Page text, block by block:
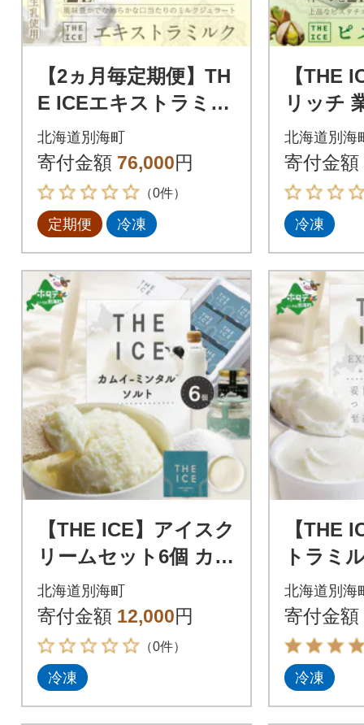
【2ヵ月毎定期便】TH
E ICEエキストラミル
クアイス2Lファミリ
ーサイズ 別海町産生
乳使用 全4回
北海道別海町
寄付金額 76,000円
（0件）
定期便 冷凍
【THE
リッチ
2L ファ
【別海
北海道別海
寄付金額
冷凍
【THE ICE】アイスク
リームセット6個 カム
イミンタルソルト 北
海道別海町 厳選生乳
のみ使用
北海道別海町
寄付金額 12,000円
（0件）
冷凍
【THE
トラミ
個セッ
乳使用
乳のみ
北海道別海
寄付金額
冷凍